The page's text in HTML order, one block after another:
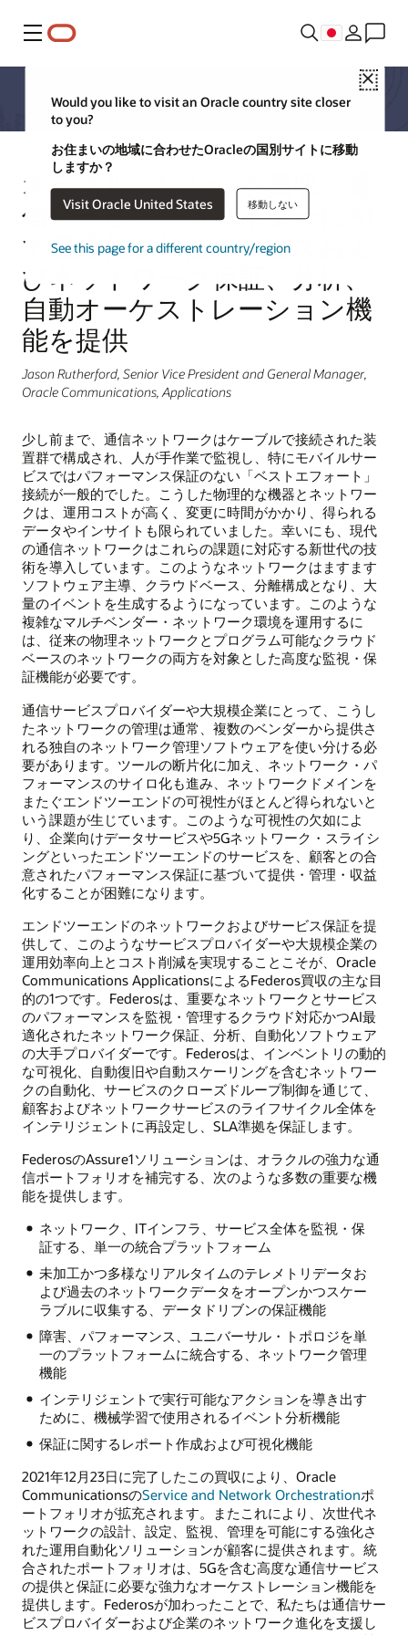
メニュー
Close
Would you like to visit an Oracle country site closer
to you?
お住まいの地域に合わせたOracleの国別サイトに移動
しますか？
Visit Oracle United States 移動しない
See this page for a different country/region
オラクル、Federosを買収：通
信サービスプロバイダーにAI
で最適化されたサービスおよ
びネットワーク保証、分析、
自動オーケストレーション機
能を提供
Jason Rutherford, Senior Vice President and General Manager,
Oracle Communications, Applications
少し前まで、通信ネットワークはケーブルで接続された装
置群で構成され、人が手作業で監視し、特にモバイルサー
ビスではパフォーマンス保証のない「ベストエフォート」
接続が一般的でした。こうした物理的な機器とネットワー
クは、運用コストが高く、変更に時間がかかり、得られる
データやインサイトも限られていました。幸いにも、現代
の通信ネットワークはこれらの課題に対応する新世代の技
術を導入しています。このようなネットワークはますます
ソフトウェア主導、クラウドベース、分離構成となり、大
量のイベントを生成するようになっています。このような
複雑なマルチベンダー・ネットワーク環境を運用するに
は、従来の物理ネットワークとプログラム可能なクラウド
ベースのネットワークの両方を対象とした高度な監視・保
証機能が必要です。
通信サービスプロバイダーや大規模企業にとって、こうし
たネットワークの管理は通常、複数のベンダーから提供さ
れる独自のネットワーク管理ソフトウェアを使い分ける必
要があります。ツールの断片化に加え、ネットワーク・パ
フォーマンスのサイロ化も進み、ネットワークドメインを
またぐエンドツーエンドの可視性がほとんど得られないと
いう課題が生じています。このような可視性の欠如によ
り、企業向けデータサービスや5Gネットワーク・スライシ
ングといったエンドツーエンドのサービスを、顧客との合
意されたパフォーマンス保証に基づいて提供・管理・収益
化することが困難になります。
エンドツーエンドのネットワークおよびサービス保証を提
供して、このようなサービスプロバイダーや大規模企業の
運用効率向上とコスト削減を実現することこそが、Oracle
Communications ApplicationsによるFederos買収の主な目
的の1つです。Federosは、重要なネットワークとサービス
のパフォーマンスを監視・管理するクラウド対応かつAI最
適化されたネットワーク保証、分析、自動化ソフトウェア
の大手プロバイダーです。Federosは、インベントリの動的
な可視化、自動復旧や自動スケーリングを含むネットワー
クの自動化、サービスのクローズドループ制御を通じて、
顧客およびネットワークサービスのライフサイクル全体を
インテリジェントに再設定し、SLA準拠を保証します。
FederosのAssure1ソリューションは、オラクルの強力な通
信ポートフォリオを補完する、次のような多数の重要な機
能を提供します。
ネットワーク、ITインフラ、サービス全体を監視・保
証する、単一の統合プラットフォーム
未加工かつ多様なリアルタイムのテレメトリデータお
よび過去のネットワークデータをオープンかつスケー
ラブルに収集する、データドリブンの保証機能
障害、パフォーマンス、ユニバーサル・トポロジを単
一のプラットフォームに統合する、ネットワーク管理
機能
インテリジェントで実行可能なアクションを導き出す
ために、機械学習で使用されるイベント分析機能
保証に関するレポート作成および可視化機能
2021年12月23日に完了したこの買収により、Oracle
CommunicationsのService and Network Orchestrationポ
ートフォリオが拡充されます。またこれにより、次世代ネ
ットワークの設計、設定、監視、管理を可能にする強化さ
れた運用自動化ソリューションが顧客に提供されます。統
合されたポートフォリオは、5Gを含む高度な通信サービス
の提供と保証に必要な強力なオーケストレーション機能を
提供します。Federosが加わったことで、私たちは通信サー
ビスプロバイダーおよび企業のネットワーク進化を支援し